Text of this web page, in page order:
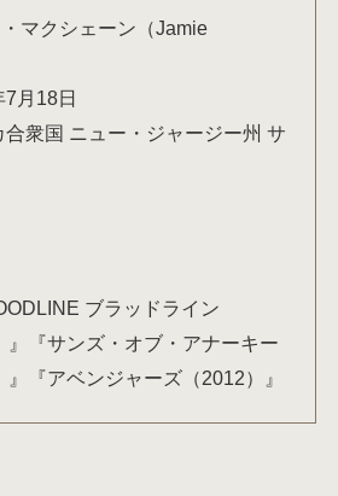
マクシェーン（Jamie
月18日
衆国 ニュー・ジャージー州 サ
ブラッドライン
』『サンズ・オブ・アナーキー
』『アベンジャーズ（2012）』